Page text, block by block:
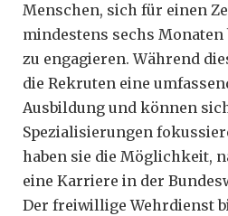
Menschen, sich für einen
mindestens sechs Monaten
zu engagieren. Während
die Rekruten eine
Ausbildung und können
Spezialisierungen
haben sie die Möglichkeit,
eine Karriere in der
Der freiwillige Wehrdienst